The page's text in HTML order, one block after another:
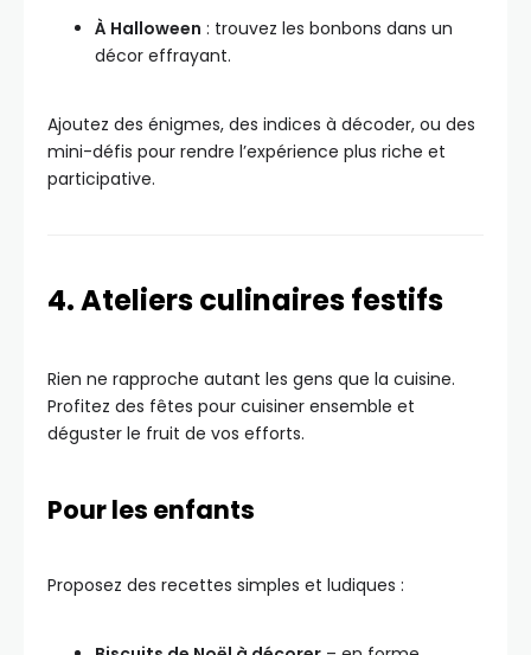
À Halloween : trouvez les bonbons dans un
décor effrayant.
Ajoutez des énigmes, des indices à décoder, ou des
mini-défis pour rendre l’expérience plus riche et
participative.
4. Ateliers culinaires festifs
Rien ne rapproche autant les gens que la cuisine.
Profitez des fêtes pour cuisiner ensemble et
déguster le fruit de vos efforts.
Pour les enfants
Proposez des recettes simples et ludiques :